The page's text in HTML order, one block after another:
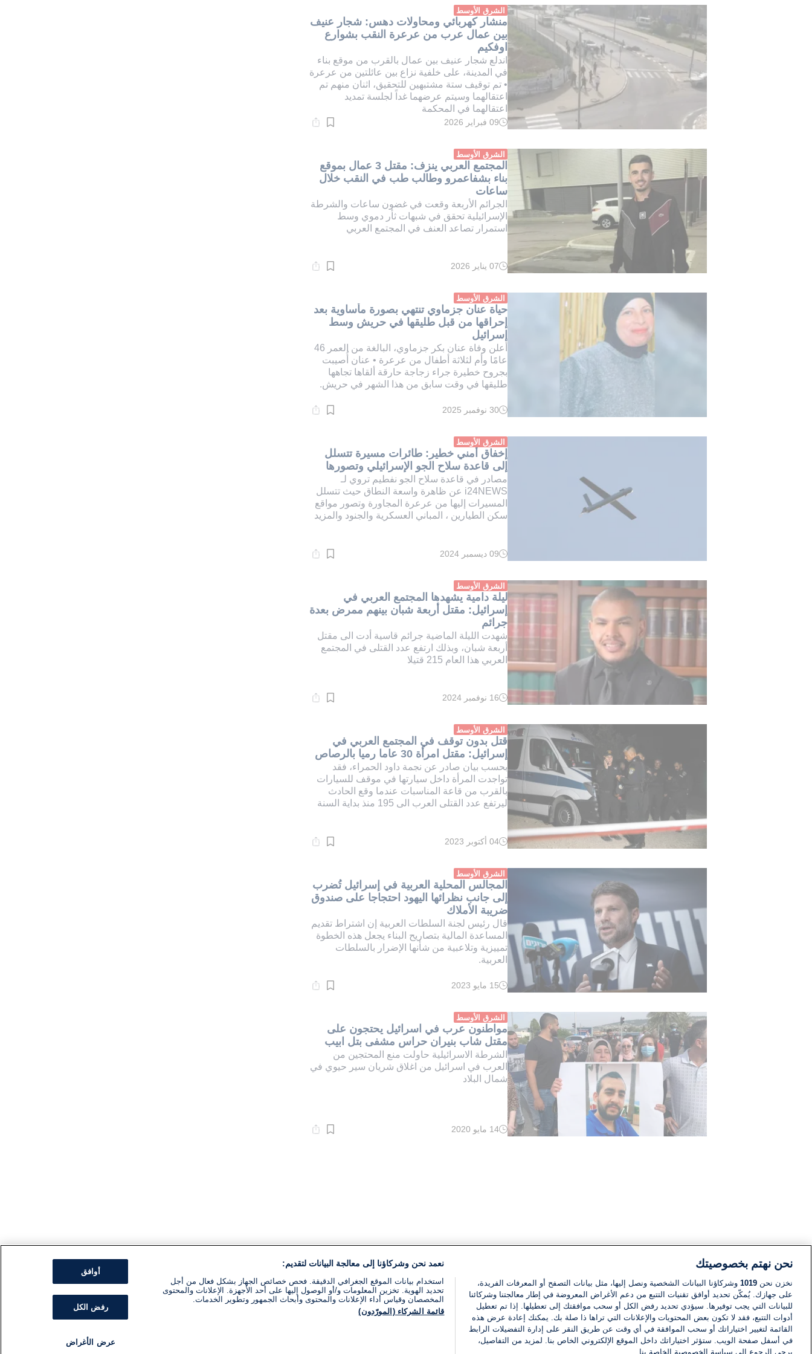
دقيقة.
الشرق الأوسط
منشار كهربائي ومحاولات دهس: شجار عنيف
بين عمال عرب من عرعرة النقب بشوارع
اوفكيم
اندلع شجار عنيف بين عمال بالقرب من موقع بناء
في المدينة، على خلفية نزاع بين عائلتين من عرعرة
• تم توقيف ستة مشتبهين للتحقيق، اثنان منهم تم
اعتقالهما وسيتم عرضهما غداً لجلسة تمديد
اعتقالهما في المحكمة
وقت
دقيقة.
09 فبراير 2026
الشرق الأوسط
المجتمع العربي ينزف: مقتل 3 عمال بموقع
بناء بشفاعمرو وطالب طب في النقب خلال
ساعات
الجرائم الأربعة وقعت في غضون ساعات والشرطة
الإسرائيلية تحقق في شبهات ثأر دموي وسط
استمرار تصاعد العنف في المجتمع العربي
وقت
دقيقة.
07 يناير 2026
الشرق الأوسط
حياة عنان جزماوي تنتهي بصورة مأساوية بعد
إحراقها من قبل طليقها في حريش وسط
إسرائيل
أعلن وفاة عنان بكر جزماوي، البالغة من العمر 46
عامًا وأم لثلاثة أطفال من عرعرة • عنان أُصيبت
بجروح خطيرة جراء زجاجة حارقة ألقاها تجاهها
طليقها في وقت سابق من هذا الشهر في حريش.
وقت
دقيقة.
30 نوفمبر 2025
الشرق الأوسط
إخفاق أمني خطير: طائرات مسيرة تتسلل
إلى قاعدة سلاح الجو الإسرائيلي وتصورها
مصادر في قاعدة سلاح الجو نفطيم تروي لـ
i24NEWS عن ظاهرة واسعة النطاق حيث تتسلل
المسيرات إليها من عرعرة المجاورة وتصور مواقع
سكن الطيارين ، المباني العسكرية والجنود والمزيد
وقت
دقيقة.
09 ديسمبر 2024
الشرق الأوسط
ليلة دامية يشهدها المجتمع العربي في
إسرائيل: مقتل أربعة شبان بينهم ممرض بعدة
جرائم
شهدت الليلة الماضية جرائم قاسية أدت الى مقتل
أربعة شبان، وبذلك ارتفع عدد القتلى في المجتمع
العربي هذا العام 215 قتيلا
وقت
دقيقة.
16 نوفمبر 2024
الشرق الأوسط
قتل بدون توقف في المجتمع العربي في
إسرائيل: مقتل امرأة 30 عاما رميا بالرصاص
بحسب بيان صادر عن نجمة داود الحمراء، فقد
تواجدت المرأة داخل سيارتها في موقف للسيارات
بالقرب من قاعة المناسبات عندما وقع الحادث
ليرتفع عدد القتلى العرب الى 195 منذ بداية السنة
وقت
دقيقة.
04 أكتوبر 2023
الشرق الأوسط
المجالس المحلية العربية في إسرائيل تُضرب
إلى جانب نظرائها اليهود احتجاجا على صندوق
ضريبة الأملاك
قال رئيس لجنة السلطات العربية إن اشتراط تقديم
المساعدة المالية بتصاريح البناء يجعل هذه الخطوة
تمييزية وتلاعبية من شأنها الإضرار بالسلطات
العربية.
وقت
دقيقة.
15 مايو 2023
الشرق الأوسط
مواطنون عرب في اسرائيل يحتجون على
مقتل شاب بنيران حراس مشفى بتل ابيب
الشرطة الاسرائيلية حاولت منع المحتجين من
العرب في اسرائيل من اغلاق شريان سير حيوي في
شمال البلاد
وقت
14 مايو 2020
نحن نهتم بخصوصيتك
نخزن نحن 1019 وشركاؤنا البيانات الشخصية ونصل إليها، مثل بيانات التصفح أو المعرفات الفريدة،
على جهازك. يُمكّن تحديد أوافق تقنيات التتبع من دعم الأغراض المعروضة في إطار معالجتنا وشركائنا
للبيانات التي يجب توفيرها. سيؤدي تحديد رفض الكل أو سحب موافقتك إلى تعطيلها. إذا تم تعطيل
أدوات التتبع، فقد لا تكون بعض المحتويات والإعلانات التي تراها ذا صلة بك. يمكنك إعادة عرض هذه
القائمة لتغيير اختياراتك أو سحب الموافقة في أي وقت عن طريق النقر على إدارة التفضيلات الرابط
في أسفل صفحة الويب. ستؤثر اختياراتك داخل الموقع الإلكتروني الخاص بنا. لمزيد من التفاصيل،
يرجى الرجوع إلى سياسة الخصوصية الخاصة بنا.
نعمد نحن وشركاؤنا إلى معالجة البيانات لتقديم:
استخدام بيانات الموقع الجغرافي الدقيقة. فحص خصائص الجهاز بشكل فعال من أجل
تحديد الهوية. تخزين المعلومات و/أو الوصول إليها على أحد الأجهزة. الإعلانات والمحتوى
المخصصان وقياس أداء الإعلانات والمحتوى وأبحاث الجمهور وتطوير الخدمات.
قائمة الشركاء (المورّدون)
أوافق
رفض الكل
عرض الأغراض